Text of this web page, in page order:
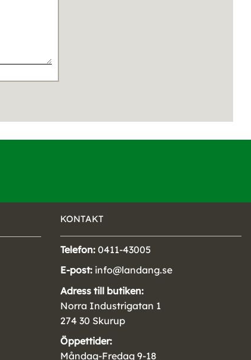
KONTAKT
Telefon: 0411-43005
E-post: info@landang.se
Adress till butiken:
Norra Industrigatan 1
274 30 Skurup
Öppettider:
Måndag-Fredag 9-18